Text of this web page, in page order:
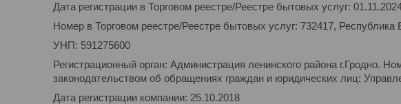
Дата регистрации в Торговом реестре/Реестре бытовых услуг:
Номер в Торговом реестре/Реестре бытовых услуг: 732417, Республика
УНП: 591275600
Регистрационный орган: Администрация ленинского района г.Гродно.
законодательством об обращениях граждан и юридических лиц:
Дата регистрации компании: 25.10.2018